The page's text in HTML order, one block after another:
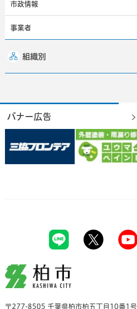
市政情報
事業者
組織別
バナー広告
柏市
〒277-8505 千葉県柏市柏五丁目10番1号